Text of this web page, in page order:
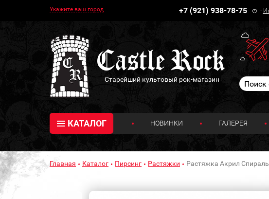
Укажите ваш город +7 (921) 938-78-75 -
Старейший культовый рок-магазин
КАТАЛОГ НОВИНКИ ГАЛЕРЕЯ
Главная Каталог Пирсинг Растяжки Растяжка Акрил